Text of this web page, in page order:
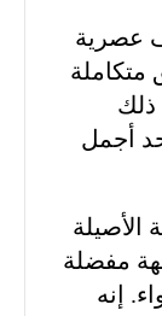
عصرية
متكاملة
ذلك
أجمل
الأصيلة
مفضلة
إنه